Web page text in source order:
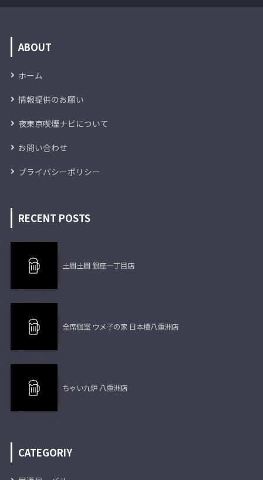
ABOUT
ホーム
情報提供のお願い
夜東京喫煙ナビについて
お問い合わせ
プライバシーポリシー
RECENT POSTS
土間土間 銀座一丁目店
全席個室 ウメ子の家 日本橋八重洲店
ちゃい九炉 八重洲店
CATEGORIY